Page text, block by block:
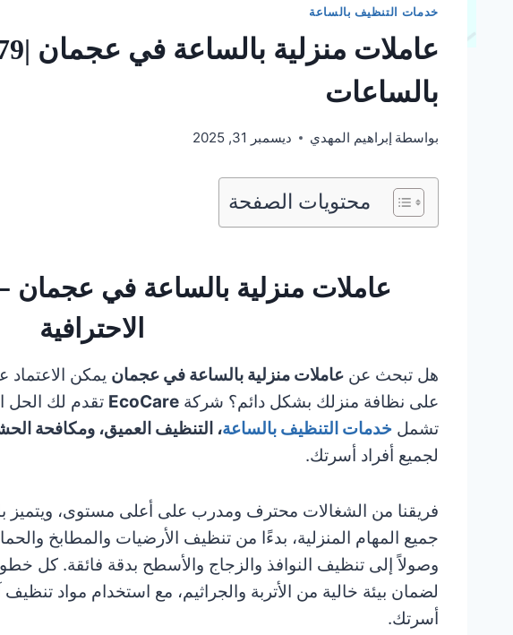
خدمات التنظيف بالساعة
بالساعات
بواسطة إبراهيم المهدي ديسمبر 31, 2025
محتويات الصفحة
الاحترافية
هل تبحث عنعاملات منزلية بالساعة في عجمان يمكن
على نظافة منزلك بشكل دائم؟ شركةEcoCare تقدم لك الحل
تشملخدمات التنظيف بالساعة، التنظيف العميق، ومكافحة
لجميع أفراد أسرتك.
فريقنا من الشغالات محترف ومدرب على أعلى مستوى، ويتميز
جميع المهام المنزلية، بدءًا من تنظيف الأرضيات والمطابخ
وصولاً إلى تنظيف النوافذ والزجاج والأسطح بدقة فائقة. كل
لضمان بيئة خالية من الأتربة والجراثيم، مع استخدام مواد
أسرتك.